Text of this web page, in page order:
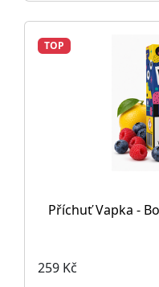
TOP
Příchuť Vapka -
259 Kč